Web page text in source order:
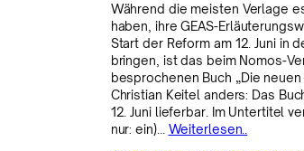
Während die meisten Verlage
haben, ihre GEAS-
Start der Reform am 12. Juni in
bringen, ist das beim Nomos-
besprochenen Buch „Die neuen
Christian Keitel anders: Das
12. Juni lieferbar. Im Untertitel
nur: ein)… Weiterlesen..